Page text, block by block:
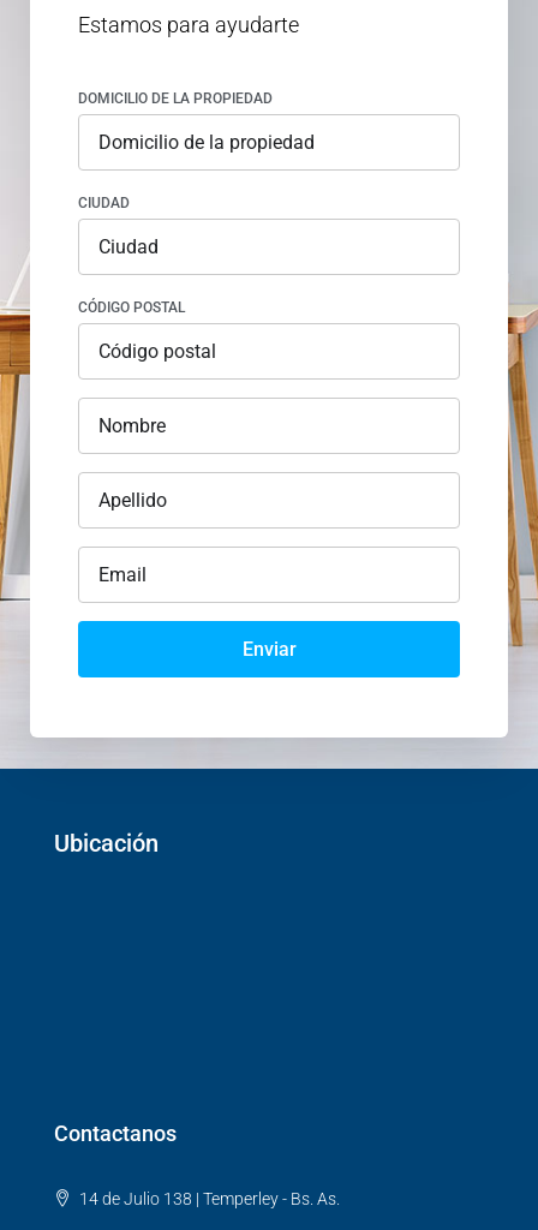
Estamos para ayudarte
DOMICILIO DE LA PROPIEDAD
CIUDAD
CÓDIGO POSTAL
Enviar
Ubicación
Contactanos
14 de Julio 138 | Temperley - Bs. As.